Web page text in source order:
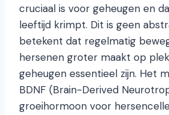
cruciaal is voor geheugen en
leeftijd krimpt. Dit is geen
betekent dat regelmatig
hersenen groter maakt op
geheugen essentieel zijn. Het
BDNF (Brain-Derived
groeihormoon voor